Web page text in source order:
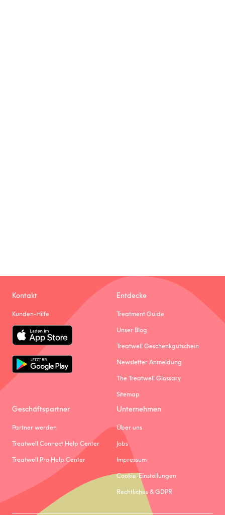
Kontakt
Kunden-Hilfe
Entdecke
Treatment Guide
Unser Blog
Treatwell Geschenkgutschein
Newsletter Anmeldung
The Treatwell Glossary
Sitemap
Geschäftspartner
Partner werden
Treatwell Connect Help Center
Treatwell Pro Help Center
Unternehmen
Über uns
Jobs
Impressum
Cookie-Einstellungen
Rechtliches & GDPR